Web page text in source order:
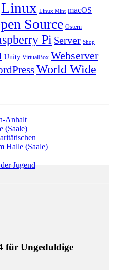
Linux Linux Mint macOS
Source Ostern
Pi Server Shop
Unity VirtualBox Webserver
World Wide
für Ungeduldige